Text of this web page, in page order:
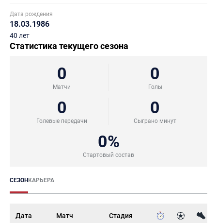
Дата рождения
18.03.1986
40 лет
Статистика текущего сезона
0
Матчи
0
Голы
0
Голевые передачи
0
Сыграно минут
0%
Стартовый состав
СЕЗОНКАРЬЕРА
Дата Матч Стадия